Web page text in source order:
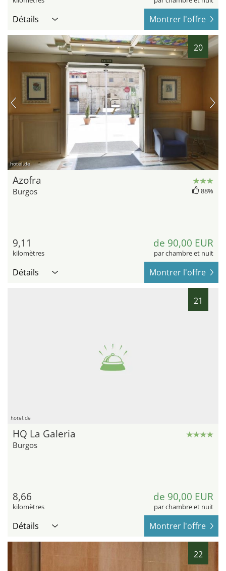
Détails Montrer l'offre
20
hotel.de
Azofra
Burgos 88%
9,11
kilomètres
de 90,00 EUR
par chambre et nuit
Détails Montrer l'offre
21
hotel.de
HQ La Galeria
Burgos
8,66
kilomètres
de 90,00 EUR
par chambre et nuit
Détails Montrer l'offre
22